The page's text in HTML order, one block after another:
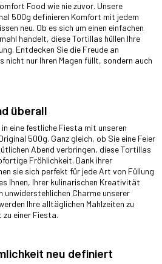
Food wie nie zuvor. Unsere
500g definieren Komfort mit jedem
neu. Ob es sich um einen einfachen
handelt, diese Tortillas hüllen Ihre
Entdecken Sie die Freude an
nicht nur Ihren Magen füllt, sondern auch
überall
eine festliche Fiesta mit unseren
500g. Ganz gleich, ob Sie eine Feier
Abend verbringen, diese Tortillas
Fröhlichkeit. Dank ihrer
sie sich perfekt für jede Art von Füllung
Ihnen, Ihrer kulinarischen Kreativität
unwiderstehlichen Charme unserer
Ihre alltäglichen Mahlzeiten zu
zu einer Fiesta.
neu definiert